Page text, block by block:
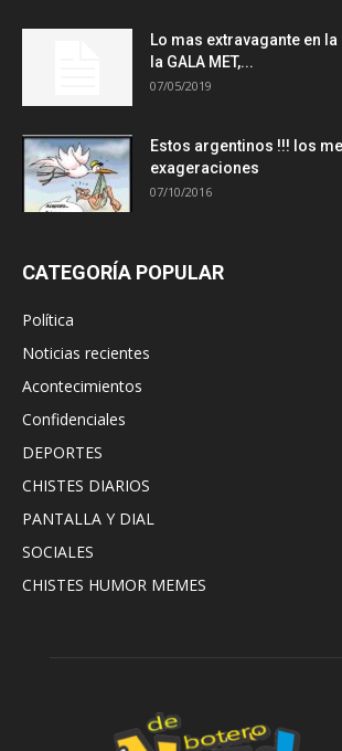
Lo mas extravagante en
la GALA MET,...
07/05/2019
Estos argentinos !!! los
exageraciones
07/10/2016
CATEGORÍA POPULAR
Política
Noticias recientes
Acontecimientos
Confidenciales
DEPORTES
CHISTES DIARIOS
PANTALLA Y DIAL
SOCIALES
CHISTES HUMOR MEMES